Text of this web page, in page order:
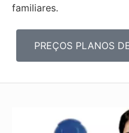
familiares.
PREÇOS PLANOS